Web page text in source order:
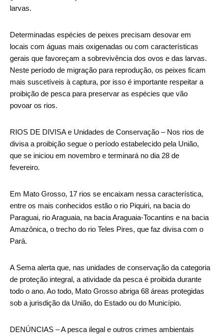
larvas.
Determinadas espécies de peixes precisam desovar em
locais com águas mais oxigenadas ou com características
gerais que favoreçam a sobrevivência dos ovos e das larvas.
Neste período de migração para reprodução, os peixes ficam
mais suscetíveis à captura, por isso é importante respeitar a
proibição de pesca para preservar as espécies que vão
povoar os rios.
RIOS DE DIVISA e Unidades de Conservação – Nos rios de
divisa a proibição segue o período estabelecido pela União,
que se iniciou em novembro e terminará no dia 28 de
fevereiro.
Em Mato Grosso, 17 rios se encaixam nessa característica,
entre os mais conhecidos estão o rio Piquiri, na bacia do
Paraguai, rio Araguaia, na bacia Araguaia-Tocantins e na bacia
Amazônica, o trecho do rio Teles Pires, que faz divisa com o
Pará.
A Sema alerta que, nas unidades de conservação da categoria
de proteção integral, a atividade da pesca é proibida durante
todo o ano. Ao todo, Mato Grosso abriga 68 áreas protegidas
sob a jurisdição da União, do Estado ou do Município.
DENÚNCIAS – A pesca ilegal e outros crimes ambientais